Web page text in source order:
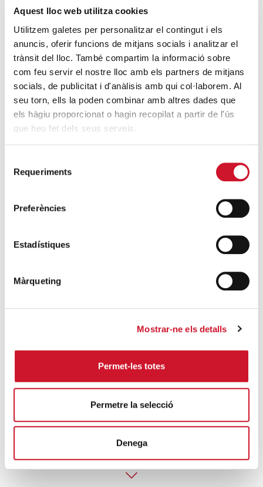
Aquest lloc web utilitza cookies
Utilitzem galetes per personalitzar el contingut i els
anuncis, oferir funcions de mitjans socials i analitzar el
trànsit del lloc. També compartim la informació sobre
com feu servir el nostre lloc amb els partners de mitjans
socials, de publicitat i d'anàlisis amb qui col·laborem. Al
seu torn, ells la poden combinar amb altres dades que
els hàgiu proporcionat o hagin recopilat a partir de l'ús
que heu fet dels seus serveis.
Requeriments
Preferències
Estadístiques
Màrqueting
Mostrar-ne els detalls
Permet-les totes
Permetre la selecció
Denega
Ramon Molinas Foundation de col·laborar amb el
projecte Paidós d...
SEGUEIX LLEGINT
ENTITATS AMB COR
col·laborarà en el
programa d’atenció
problemes psicològics
greus
CÀRITAS DIOCESANA DE BARCELONA
Aquest programa, on hi participaran infants de
primària d’una escola de la ciutat de Badalona,
permetrà fer un...
SEGUEIX LLEGINT
VEURE'N MÉS